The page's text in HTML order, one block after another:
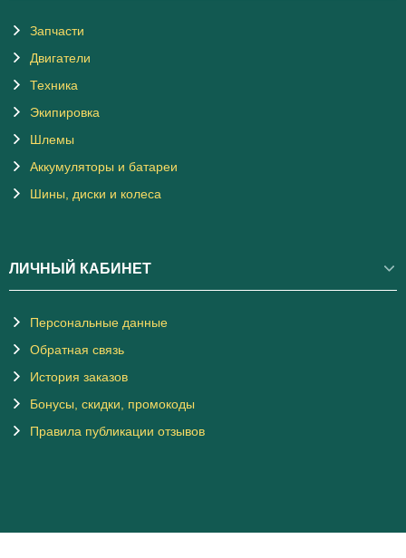
Запчасти
Двигатели
Техника
Экипировка
Шлемы
Аккумуляторы и батареи
Шины, диски и колеса
ЛИЧНЫЙ КАБИНЕТ
Персональные данные
Обратная связь
История заказов
Бонусы, скидки, промокоды
Правила публикации отзывов